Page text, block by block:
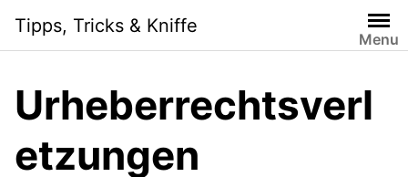
content
Tipps, Tricks & Kniffe
Menu
Urheberrechtsverl
etzungen